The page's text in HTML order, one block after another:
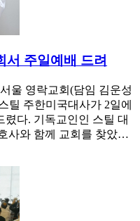
서 주일예배 드려
울 영락교회(담임 김운성
틸 주한미국대사가 2일에
렸다. 기독교인인 스틸 대
사와 함께 교회를 찾았…